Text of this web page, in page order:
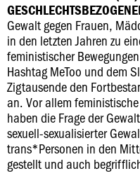
Gewalt gegen Frauen,
in den letzten Jahren zu
feministischer
Hashtag MeToo und dem
Zigtausende den
an. Vor allem
haben die Frage der
sexuell-sexualisierter
trans*Personen in den
gestellt und auch